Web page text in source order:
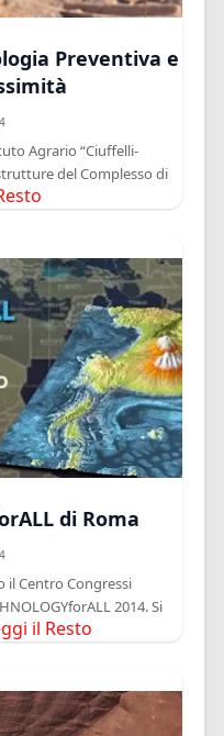
Preventiva e
Agrario “Ciuffelli-
del Complesso di
di Roma
il Centro Congressi
2014. Si
il Resto